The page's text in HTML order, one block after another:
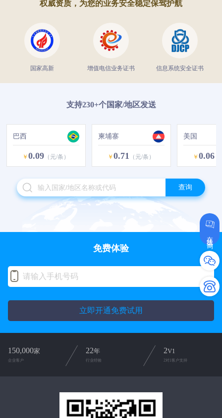
权威资质，为您的业务安全稳定保驾护航
国家高新 增值电信业务证书 信息系统安全证书
支持230+个国家/地区发送
巴西
￥ 0.09 （元/条）
柬埔寨
￥ 0.71 （元/条）
美国
￥ 0.06
查询
在线咨询
免费体验
立即开通免费试用
150,000家
企业客户
22年
行业经验
2V1
2对1客户支持